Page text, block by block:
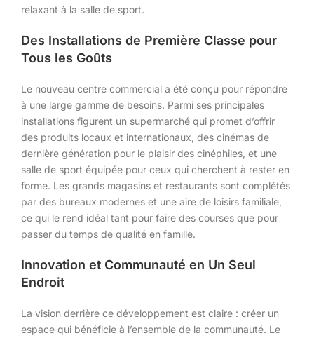
relaxant à la salle de sport.
Des Installations de Première Classe pour
Tous les Goûts
Le nouveau centre commercial a été conçu pour répondre
à une large gamme de besoins. Parmi ses principales
installations figurent un supermarché qui promet d’offrir
des produits locaux et internationaux, des cinémas de
dernière génération pour le plaisir des cinéphiles, et une
salle de sport équipée pour ceux qui cherchent à rester en
forme. Les grands magasins et restaurants sont complétés
par des bureaux modernes et une aire de loisirs familiale,
ce qui le rend idéal tant pour faire des courses que pour
passer du temps de qualité en famille.
Innovation et Communauté en Un Seul
Endroit
La vision derrière ce développement est claire : créer un
espace qui bénéficie à l’ensemble de la communauté. Le